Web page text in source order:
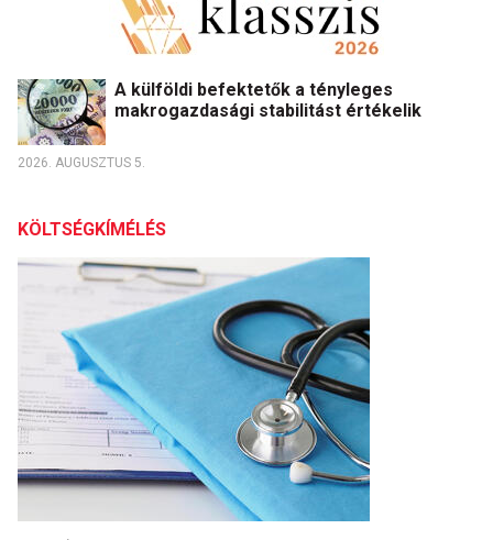
A külföldi befektetők a tényleges
makrogazdasági stabilitást értékelik
2026. AUGUSZTUS 5.
KÖLTSÉGKÍMÉLÉS